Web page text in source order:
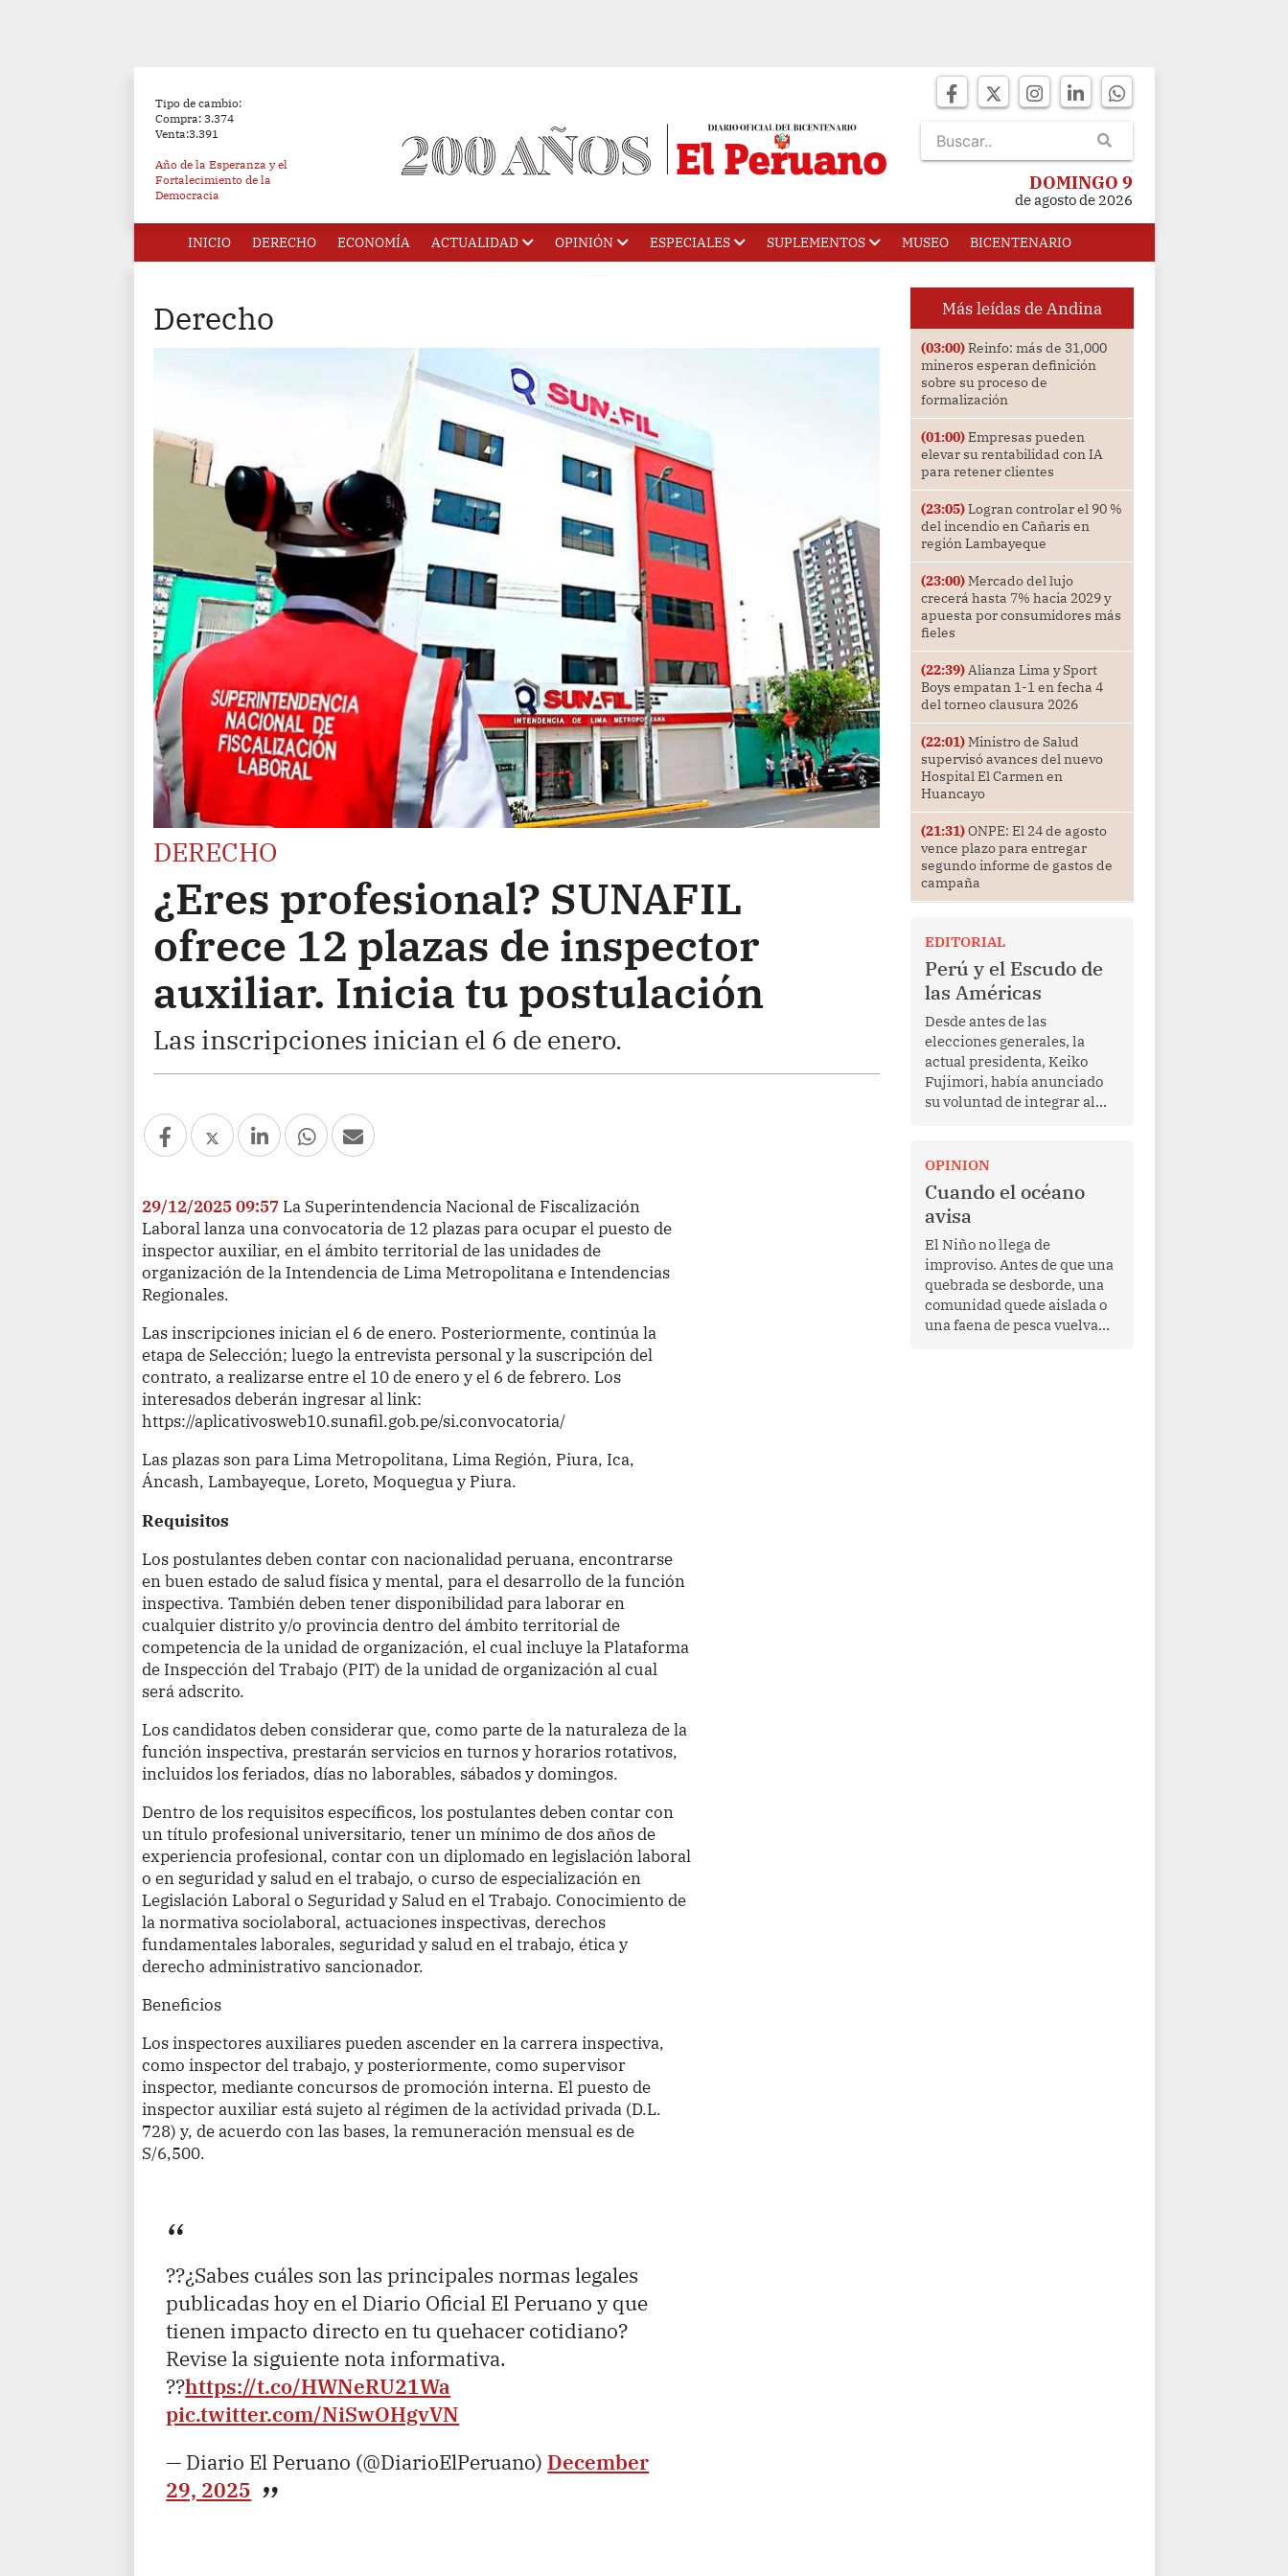
Tipo de cambio:
Compra: 3.374
Venta:3.391
Año de la Esperanza y el
Fortalecimiento de la
Democracia
DOMINGO 9
de agosto de 2026
INICIO DERECHO ECONOMÍA ACTUALIDAD OPINIÓN ESPECIALES SUPLEMENTOS MUSEO BICENTENARIO
Derecho
DERECHO
¿Eres profesional? SUNAFIL
ofrece 12 plazas de inspector
auxiliar. Inicia tu postulación
Las inscripciones inician el 6 de enero.
29/12/2025 09:57 La Superintendencia Nacional de Fiscalización
Laboral lanza una convocatoria de 12 plazas para ocupar el puesto de
inspector auxiliar, en el ámbito territorial de las unidades de
organización de la Intendencia de Lima Metropolitana e Intendencias
Regionales.
Las inscripciones inician el 6 de enero. Posteriormente, continúa la
etapa de Selección; luego la entrevista personal y la suscripción del
contrato, a realizarse entre el 10 de enero y el 6 de febrero. Los
interesados deberán ingresar al link:
https://aplicativosweb10.sunafil.gob.pe/si.convocatoria/
Las plazas son para Lima Metropolitana, Lima Región, Piura, Ica,
Áncash, Lambayeque, Loreto, Moquegua y Piura.
Requisitos
Los postulantes deben contar con nacionalidad peruana, encontrarse
en buen estado de salud física y mental, para el desarrollo de la función
inspectiva. También deben tener disponibilidad para laborar en
cualquier distrito y/o provincia dentro del ámbito territorial de
competencia de la unidad de organización, el cual incluye la Plataforma
de Inspección del Trabajo (PIT) de la unidad de organización al cual
será adscrito.
Los candidatos deben considerar que, como parte de la naturaleza de la
función inspectiva, prestarán servicios en turnos y horarios rotativos,
incluidos los feriados, días no laborables, sábados y domingos.
Dentro de los requisitos específicos, los postulantes deben contar con
un título profesional universitario, tener un mínimo de dos años de
experiencia profesional, contar con un diplomado en legislación laboral
o en seguridad y salud en el trabajo, o curso de especialización en
Legislación Laboral o Seguridad y Salud en el Trabajo. Conocimiento de
la normativa sociolaboral, actuaciones inspectivas, derechos
fundamentales laborales, seguridad y salud en el trabajo, ética y
derecho administrativo sancionador.
Beneficios
Los inspectores auxiliares pueden ascender en la carrera inspectiva,
como inspector del trabajo, y posteriormente, como supervisor
inspector, mediante concursos de promoción interna. El puesto de
inspector auxiliar está sujeto al régimen de la actividad privada (D.L.
728) y, de acuerdo con las bases, la remuneración mensual es de
S/6,500.
??¿Sabes cuáles son las principales normas legales
publicadas hoy en el Diario Oficial El Peruano y que
tienen impacto directo en tu quehacer cotidiano?
Revise la siguiente nota informativa.
??https://t.co/HWNeRU21Wa
pic.twitter.com/NiSwOHgvVN
— Diario El Peruano (@DiarioElPeruano) December
29, 2025
Más leídas de Andina
(03:00)Reinfo: más de 31,000
mineros esperan definición
sobre su proceso de
formalización
(01:00)Empresas pueden
elevar su rentabilidad con IA
para retener clientes
(23:05)Logran controlar el 90 %
del incendio en Cañaris en
región Lambayeque
(23:00)Mercado del lujo
crecerá hasta 7% hacia 2029 y
apuesta por consumidores más
fieles
(22:39)Alianza Lima y Sport
Boys empatan 1-1 en fecha 4
del torneo clausura 2026
(22:01)Ministro de Salud
supervisó avances del nuevo
Hospital El Carmen en
Huancayo
(21:31)ONPE: El 24 de agosto
vence plazo para entregar
segundo informe de gastos de
campaña
EDITORIAL
Perú y el Escudo de
las Américas
Desde antes de las
elecciones generales, la
actual presidenta, Keiko
Fujimori, había anunciado
su voluntad de integrar al
en marzo de este año por el
mandatario estadounidense
Donald Trump, con el fin de
enfrentar al crimen
transnacional organizado y
al tráfico de drogas.
OPINION
Cuando el océano
avisa
El Niño no llega de
improviso. Antes de que una
quebrada se desborde, una
comunidad quede aislada o
una faena de pesca vuelva